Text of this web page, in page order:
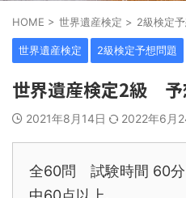
HOME > 世界遺産検定 > 2級検定
世界遺産検定 2級検定予想問題
世界遺産検定2級 予
2021年8月14日 2022年6月
全60問 試験時間 60